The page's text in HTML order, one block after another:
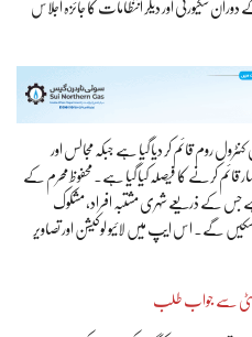
سکیورٹی اور دیگر انتظامات کا جائزہ اجلاس
روم قائم کر دیا گیا ہے جبکہ مجالس اور
قائم کرنے کا فیصلہ کیا گیا ہے۔ محفوظ محرم کے
کے ذریعے شہری مشتبہ افراد، مشکوک
گے۔ اس ایپ میں لائیو لوکیشن اور تصاویر
بھٹی سے جواب طلب